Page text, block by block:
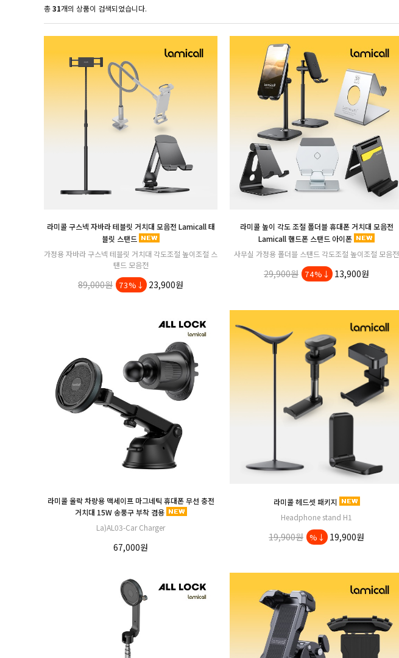
총31개의 상품이 검색되었습니다.
라미콜 구스넥 자바라 테블릿 거치대 모음전 Lamicall 태
블릿 스탠드
가정용 자바라 구스넥 테블릿 거치대 각도조절 높이조절 스
탠드 모음전
89,000원 73%↓ 23,900원
라미콜 높이 각도 조절 폴더블 휴대폰 거치대 모음전
Lamicall 핸드폰 스탠드 아이폰
사무실 가정용 폴더블 스탠드 각도조절 높이조절 모음전
29,900원 74%↓ 13,900원
라미콜 올락 차량용 맥세이프 마그네틱 휴대폰 무선 충전
거치대 15W 송풍구 부착 겸용
La)AL03-Car Charger
67,000원
라미콜 헤드셋 패키지
Headphone stand H1
19,900원 %↓ 19,900원